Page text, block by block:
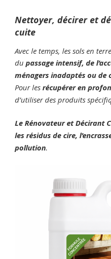
Nettoyer, décirer et
cuite
Avec le temps, les sols en
du passage intensif, de
ménagers inadaptés ou de
Pour les récupérer en
d’utiliser des produits
Le Rénovateur et Décirant
les résidus de cire,
pollution.